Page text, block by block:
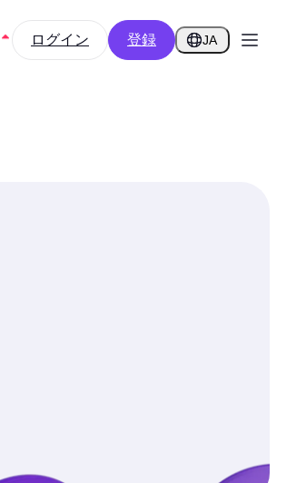
ログイン 登録 JA